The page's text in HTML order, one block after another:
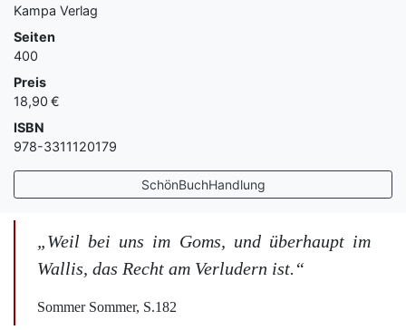
Kampa Verlag
Seiten
400
Preis
18,90 €
ISBN
978-3311120179
SchönBuchHandlung
„Weil bei uns im Goms, und überhaupt im
Wallis, das Recht am Verludern ist.“
Sommer Sommer, S.182